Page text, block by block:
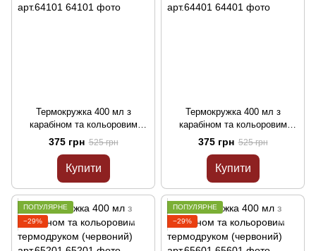
Термокружка 400 мл з
карабіном та кольоровим
термодруком (чорний)
арт.64101
375 грн 525 грн
Купити
Термокружка 400 мл з
карабіном та кольоровим
термодруком (чорний)
арт.64401
375 грн 525 грн
Купити
ПОПУЛЯРНЕ
−29%
ПОПУЛЯРНЕ
−29%